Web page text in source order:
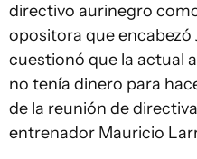
directivo aurinegro
opositora que encabezó
cuestionó que la actual
no tenía dinero para
de la reunión de
entrenador Mauricio